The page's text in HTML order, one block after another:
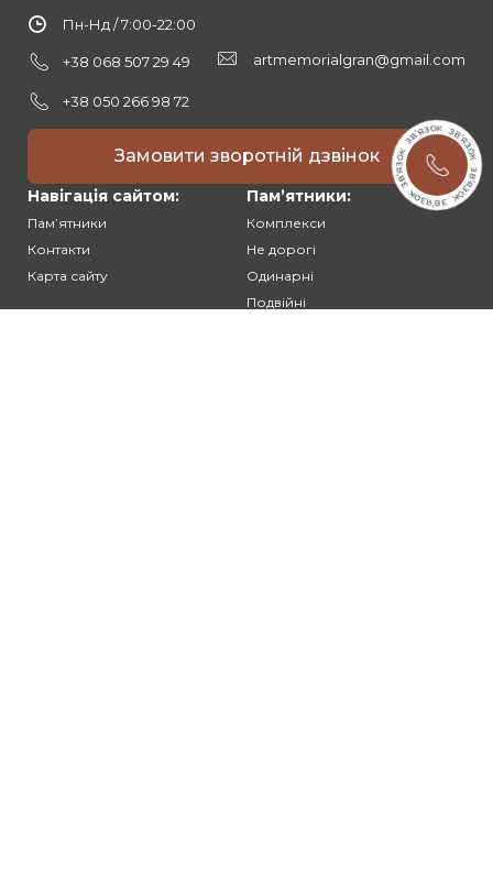
Пн-Нд / 7:00-22:00
+38 068 507 29 49
+38 050 266 98 72
artmemorialgran@gmail.com
Замовити зворотній дзвінок
Навігація сайтом:
Памʼятники
Контакти
Карта сайту
Памʼятники:
Комплекси
Не дорогі
Одинарні
Подвійні